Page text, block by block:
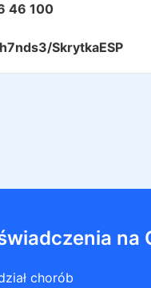
46 100
SkrytkaESP
na
chorób